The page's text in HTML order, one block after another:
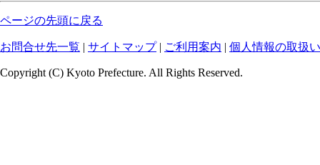
ページの先頭に戻る
お問合せ先一覧 | サイトマップ| ご利用案内 | 個人情報の取扱い
Copyright (C) Kyoto Prefecture. All Rights Reserved.